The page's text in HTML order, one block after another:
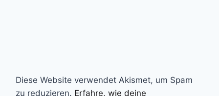
Diese Website verwendet Akismet, um Spam
zu reduzieren. Erfahre, wie deine